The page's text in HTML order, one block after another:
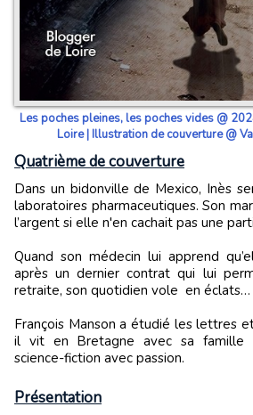
Les poches pleines, les poches vides @
Loire | Illustration de couverture @
Quatrième de couverture
Dans un bidonville de Mexico, Inès sert de poche pour des
laboratoires pharmaceutiques. Son
l’argent si elle n'en cachait pas une
Quand son médecin lui apprend
après un dernier contrat qui lui
retraite, son quotidien vole en éclats…
François Manson a étudié les lettres
il vit en Bretagne avec sa famille
science-fiction avec passion.
Présentation